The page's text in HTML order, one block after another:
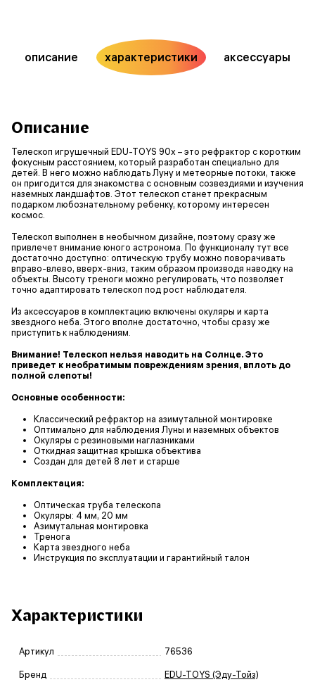
описание характеристики аксессуары
Описание
Телескоп игрушечный EDU-TOYS 90x – это рефрактор с коротким
фокусным расстоянием, который разработан специально для
детей. В него можно наблюдать Луну и метеорные потоки, также
он пригодится для знакомства с основным созвездиями и изучения
наземных ландшафтов. Этот телескоп станет прекрасным
подарком любознательному ребенку, которому интересен
космос.
Телескоп выполнен в необычном дизайне, поэтому сразу же
привлечет внимание юного астронома. По функционалу тут все
достаточно доступно: оптическую трубу можно поворачивать
вправо-влево, вверх-вниз, таким образом производя наводку на
объекты. Высоту треноги можно регулировать, что позволяет
точно адаптировать телескоп под рост наблюдателя.
Из аксессуаров в комплектацию включены окуляры и карта
звездного неба. Этого вполне достаточно, чтобы сразу же
приступить к наблюдениям.
Внимание! Телескоп нельзя наводить на Солнце. Это
приведет к необратимым повреждениям зрения, вплоть до
полной слепоты!
Основные особенности:
Классический рефрактор на азимутальной монтировке
Оптимально для наблюдения Луны и наземных объектов
Окуляры с резиновыми наглазниками
Откидная защитная крышка объектива
Создан для детей 8 лет и старше
Комплектация:
Оптическая труба телескопа
Окуляры: 4 мм, 20 мм
Азимутальная монтировка
Тренога
Карта звездного неба
Инструкция по эксплуатации и гарантийный талон
Характеристики
Артикул 76536
Бренд EDU-TOYS (Эду-Тойз)